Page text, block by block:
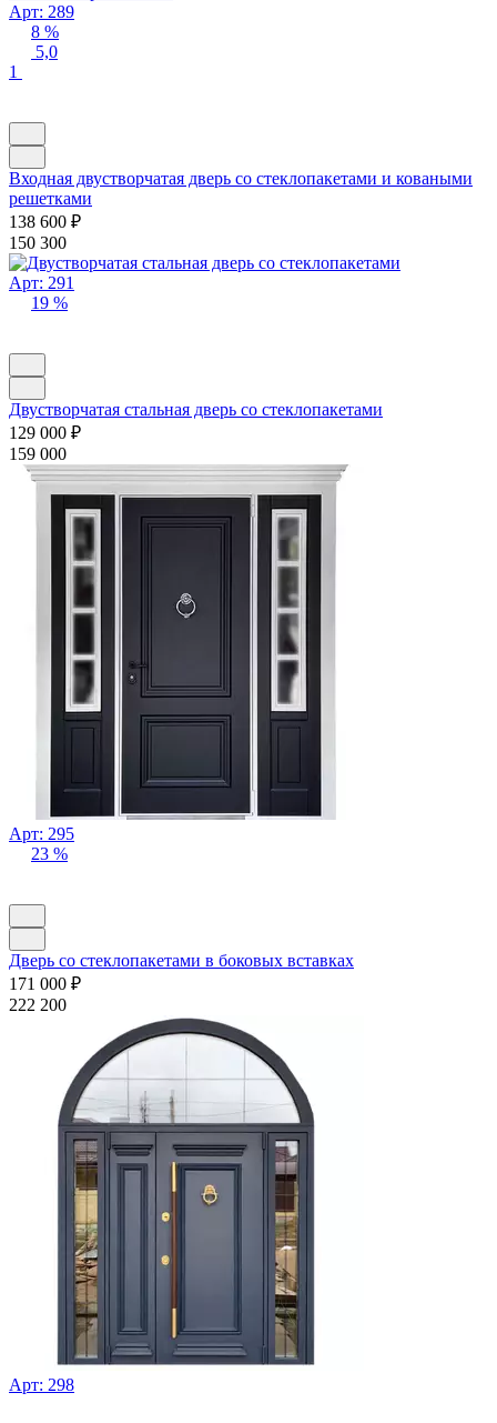
Арт: 289
8 %
5,0
1
Входная двустворчатая дверь со стеклопакетами и коваными
решетками
138 600 ₽
150 300
Арт: 291
19 %
Двустворчатая стальная дверь со стеклопакетами
129 000 ₽
159 000
Арт: 295
23 %
Дверь со стеклопакетами в боковых вставках
171 000 ₽
222 200
Арт: 298